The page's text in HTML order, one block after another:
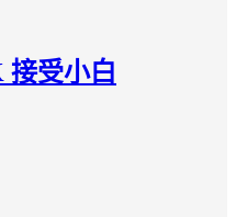
接受小白